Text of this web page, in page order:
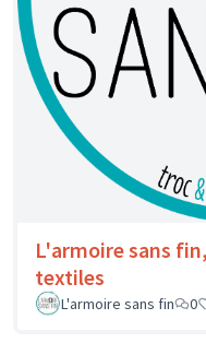
L'armoire sans
textiles
L'armoire sans fin
0